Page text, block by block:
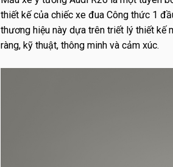
thiết kế của chiếc xe đua Công thức 1
thương hiệu này dựa trên triết lý thiết kế
ràng, kỹ thuật, thông minh và cảm xúc.